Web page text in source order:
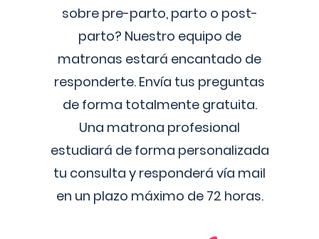
sobre pre-parto, parto o post-
parto? Nuestro equipo de
matronas estará encantado de
responderte. Envía tus preguntas
de forma totalmente gratuita.
Una matrona profesional
estudiará de forma personalizada
tu consulta y responderá vía mail
en un plazo máximo de 72 horas.